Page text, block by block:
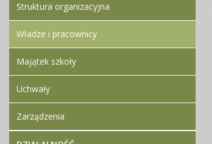
Struktura organizacyjna
Władze i pracownicy
Majątek szkoły
Uchwały
Zarządzenia